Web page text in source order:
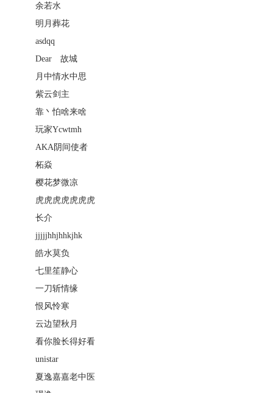
余若水
明月葬花
asdqq
Dearゝ故城
月中情水中思
紫云剑主
靠丶怕啥来啥
玩家Ycwtmh
AKA阴间使者
柘焱
樱花梦微凉
虎虎虎虎虎虎虎
长介
jjjjjhhjhhkjhk
皓水莫负
七里笙静心
一刀斩情缘
恨风怜寒
云边望秋月
看你脸长得好看
unistar
夏逸嘉嘉老中医